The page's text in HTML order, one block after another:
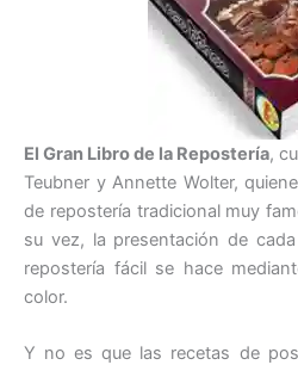
El Gran Libro de la Repostería,
Teubner y Annette Wolter,
de repostería tradicional muy
su vez, la presentación de
repostería fácil se hace
color.
Y no es que las recetas de